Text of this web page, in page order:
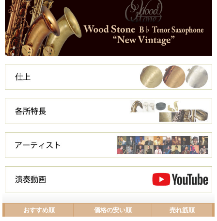
おすすめ順 価格の安い順 売れ筋順